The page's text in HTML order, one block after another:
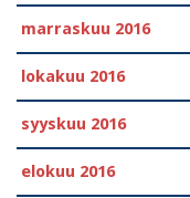
marraskuu 2016
lokakuu 2016
syyskuu 2016
elokuu 2016